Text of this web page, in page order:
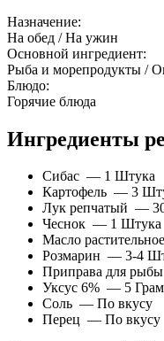
Назначение:
На обед / На ужин
Основной ингредиент:
Рыба и морепродукты /
Блюдо:
Горячие блюда
Ингредиенты
Сибас — 1 Штука
Картофель — 3
Лук репчатый —
Чеснок — 1 Штука
Масло
Розмарин — 3-4
Приправа для
Уксус 6% — 5
Соль — По вкусу
Перец — По вкусу